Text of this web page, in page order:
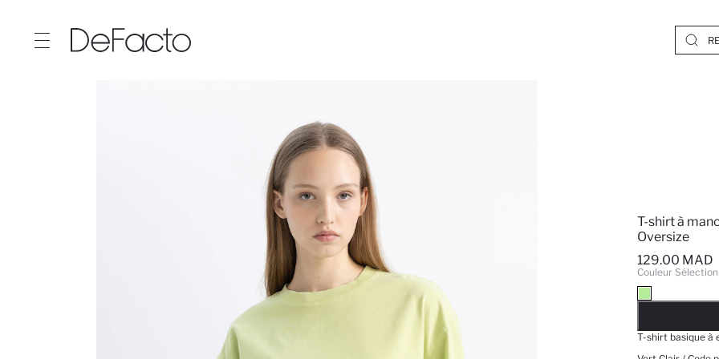
T-shirt à
Oversize
129.00 MAD
Couleur
T-shirt basique à